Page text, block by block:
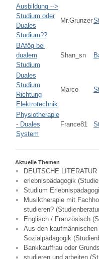
Ausbildung -->
Studium oder
Duales
Studium??
Mr.Grunzer
BAfög bei
dualem
Studium
Shan_sn
Duales
Studium
Richtung
Elektrotechnik
Marco
Physiotherapie
- Duales
System
France81
Aktuelle Themen
DEUTSCHE
erlebnispädagogik
Studium
Musiktherapie mit
studieren?
Englisch / Französisch
Aus den
Sozialpädagogik
Bankkauffrau oder
studieren und arbeiten